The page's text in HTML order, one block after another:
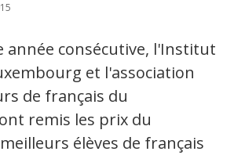
langue française
langue française
année consécutive, l'Institut
et l'association
de français du
remis les prix du
élèves de français